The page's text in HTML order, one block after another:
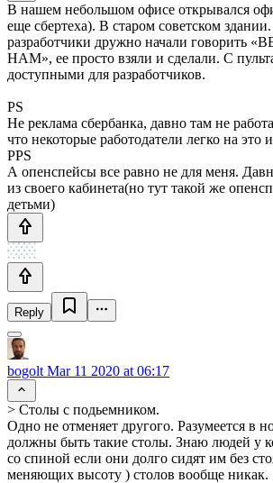
В нашем небольшом офисе открывался
еще сбертеха). В старом советском
разработчики дружно начали
НАМ», ее просто взяли и сделали. С
доступными для разработчиков.
PS
Не реклама сбербанка, давно там не
что некоторые работодатели легко на это
PPS
А опенспейсы все равно не для меня.
из своего кабинета(но тут такой же
детьми)
Reply
bogolt Mar 11 2020 at 06:17
> Столы с подьемником.
Одно не отменяет другого. Разумеется в
должны быть такие столы. Знаю людей у
со спиной если они долго сидят им без
меняющих высоту ) столов вообще никак.